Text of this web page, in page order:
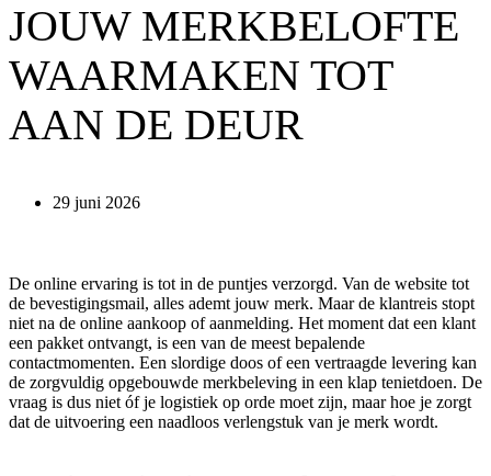
JOUW MERKBELOFTE
WAARMAKEN TOT
AAN DE DEUR
29 juni 2026
De online ervaring is tot in de puntjes verzorgd. Van de website tot
de bevestigingsmail, alles ademt jouw merk. Maar de klantreis stopt
niet na de online aankoop of aanmelding. Het moment dat een klant
een pakket ontvangt, is een van de meest bepalende
contactmomenten. Een slordige doos of een vertraagde levering kan
de zorgvuldig opgebouwde merkbeleving in een klap tenietdoen. De
vraag is dus niet óf je logistiek op orde moet zijn, maar hoe je zorgt
dat de uitvoering een naadloos verlengstuk van je merk wordt.